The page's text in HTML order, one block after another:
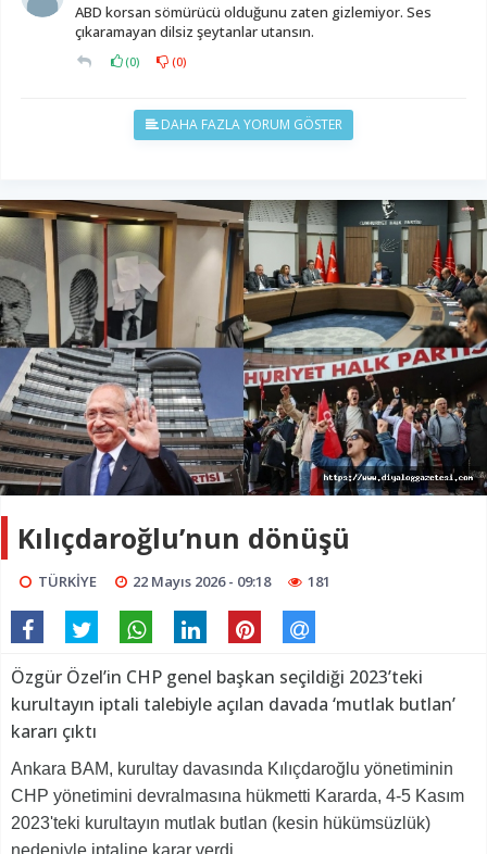
ABD korsan sömürücü olduğunu zaten gizlemiyor. Ses
çıkaramayan dilsiz şeytanlar utansın.
(0) (0)
DAHA FAZLA YORUM GÖSTER
Kılıçdaroğlu’nun dönüşü
TÜRKİYE 22 Mayıs 2026 - 09:18 181
Özgür Özel’in CHP genel başkan seçildiği 2023’teki
kurultayın iptali talebiyle açılan davada ‘mutlak butlan’
kararı çıktı
Ankara BAM, kurultay davasında Kılıçdaroğlu yönetiminin
CHP yönetimini devralmasına hükmetti Kararda, 4-5 Kasım
2023'teki kurultayın mutlak butlan (kesin hükümsüzlük)